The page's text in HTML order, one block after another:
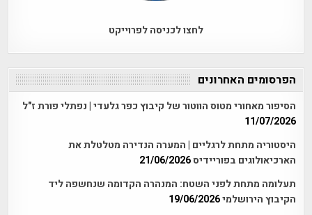
לחצו לכניסה לפרוייקט
הפרסומים האחרונים
הסיפור מאחורי מטוס הווטור של קיבוץ כפר גלעדי | נפתלי פורת ז"ל
11/07/2026
היסטוריה מתחת לרגליים | המערה הנדירה מטלטלת את
הארכיאולוגים בפוריידיס21/06/2026
תעלומה מתחת לפני השטח: המנהרה הקדומה שנחשפה ליד
הקיבוץ הירושלמי19/06/2026